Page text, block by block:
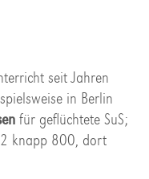
seit Jahren
in Berlin
für geflüchtete SuS;
knapp 800, dort